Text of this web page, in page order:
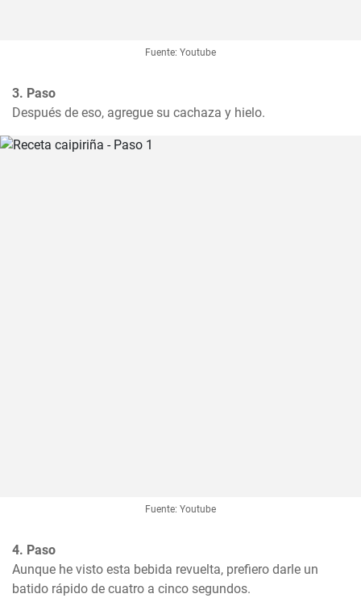
Fuente: Youtube
3. Paso
Después de eso, agregue su cachaza y hielo.
Fuente: Youtube
4. Paso
Aunque he visto esta bebida revuelta, prefiero darle un
batido rápido de cuatro a cinco segundos.